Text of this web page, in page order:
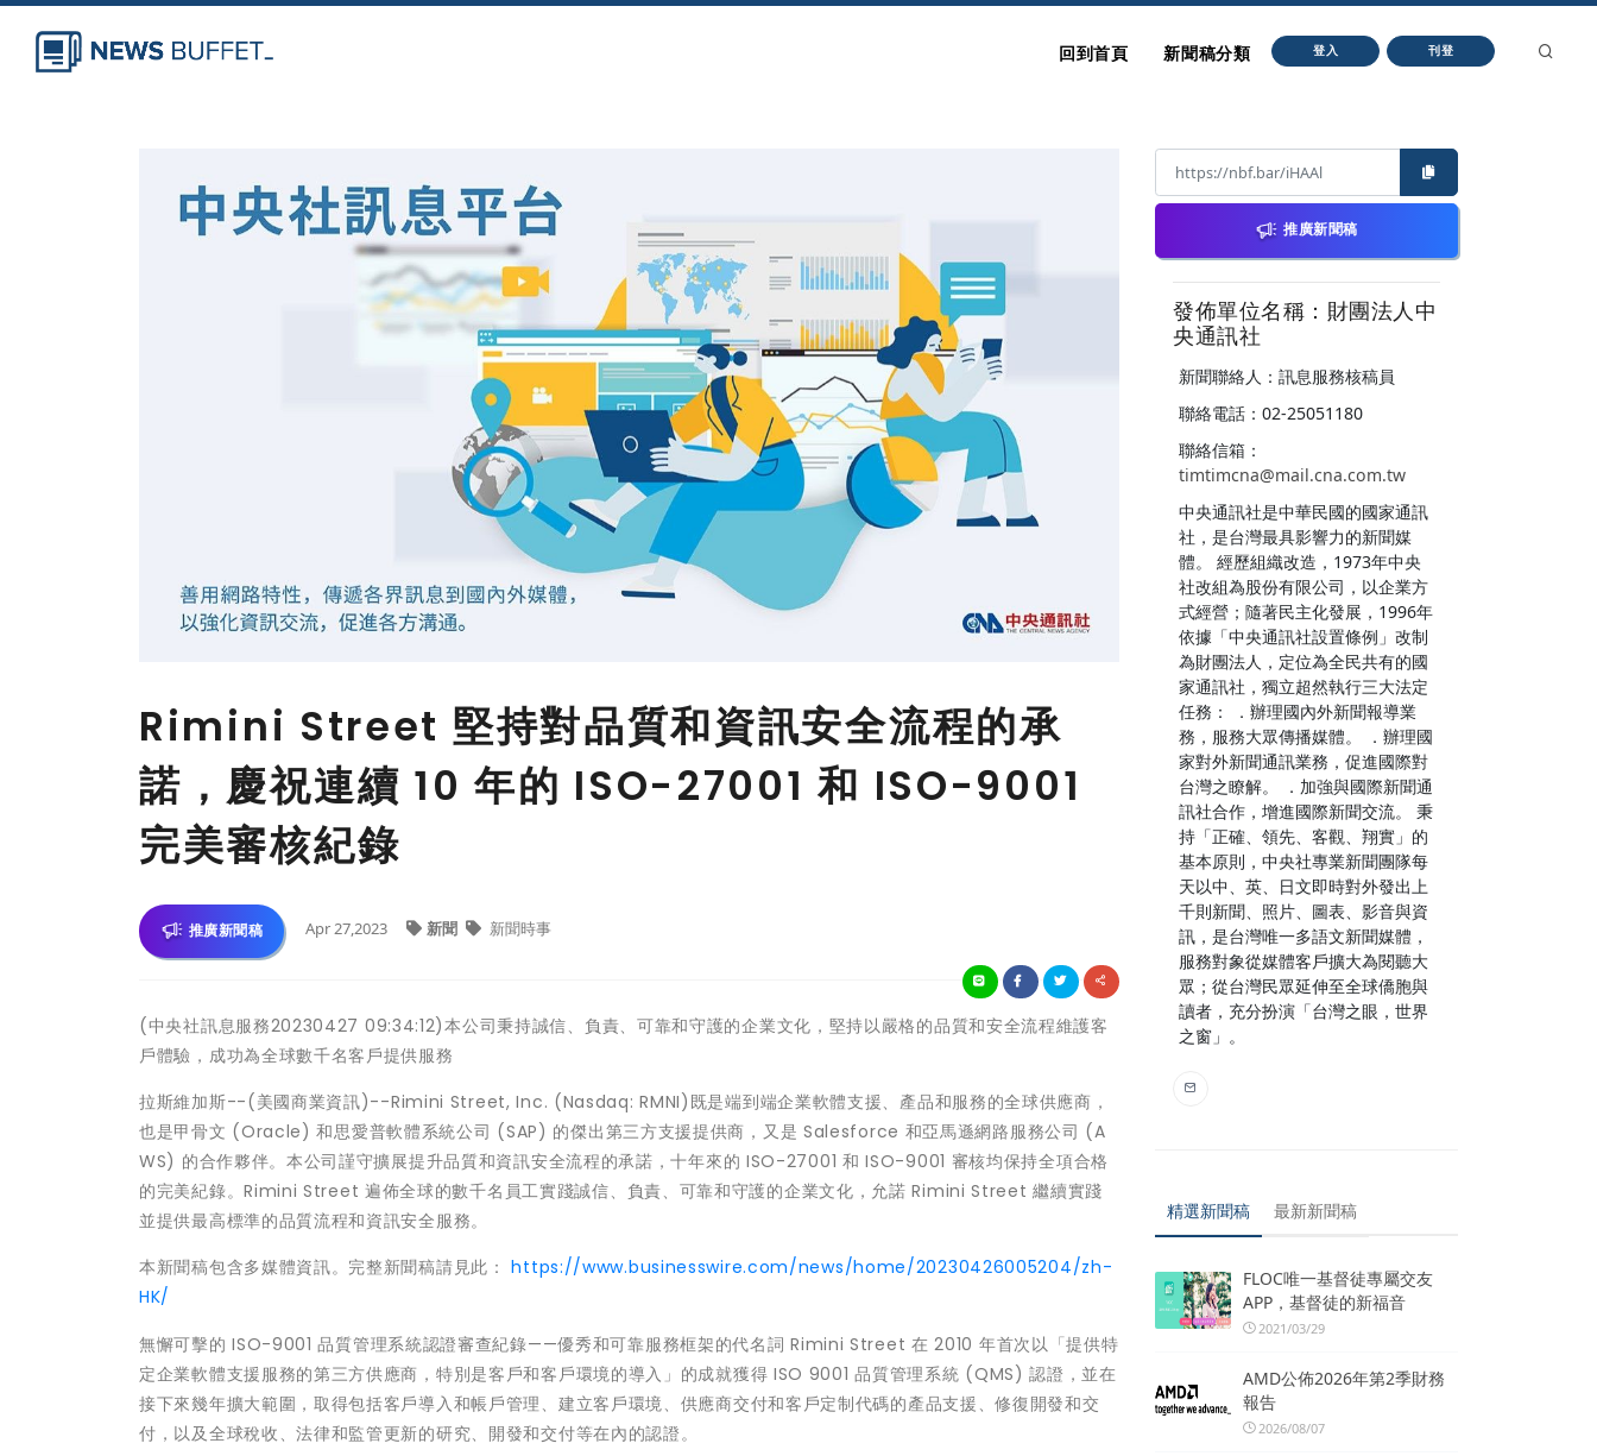
回到首頁 新聞稿分類 登入 刊登
Rimini Street 堅持對品質和資訊安全流程的承
諾，慶祝連續 10 年的 ISO-27001 和 ISO-9001
完美審核紀錄
推廣新聞稿 Apr 27,2023 新聞 新聞時事
(中央社訊息服務20230427 09:34:12)本公司秉持誠信、負責、可靠和守護的企業文化，堅持以嚴格的品質和安全流程維護客
戶體驗，成功為全球數千名客戶提供服務
拉斯維加斯--(美國商業資訊)--Rimini Street, Inc. (Nasdaq: RMNI)既是端到端企業軟體支援、產品和服務的全球供應商，
也是甲骨文 (Oracle) 和思愛普軟體系統公司 (SAP) 的傑出第三方支援提供商，又是 Salesforce 和亞馬遜網路服務公司 (A
WS) 的合作夥伴。本公司謹守擴展提升品質和資訊安全流程的承諾，十年來的 ISO-27001 和 ISO-9001 審核均保持全項合格
的完美紀錄。Rimini Street 遍佈全球的數千名員工實踐誠信、負責、可靠和守護的企業文化，允諾 Rimini Street 繼續實踐
並提供最高標準的品質流程和資訊安全服務。
本新聞稿包含多媒體資訊。完整新聞稿請見此：https://www.businesswire.com/news/home/20230426005204/zh-
HK/
無懈可擊的 ISO-9001 品質管理系統認證審查紀錄——優秀和可靠服務框架的代名詞 Rimini Street 在 2010 年首次以「提供特
定企業軟體支援服務的第三方供應商，特別是客戶和客戶環境的導入」的成就獲得 ISO 9001 品質管理系統 (QMS) 認證，並在
接下來幾年擴大範圍，取得包括客戶導入和帳戶管理、建立客戶環境、供應商交付和客戶定制代碼的產品支援、修復開發和交
付，以及全球稅收、法律和監管更新的研究、開發和交付等在內的認證。
推廣新聞稿
發佈單位名稱：財團法人中
央通訊社
新聞聯絡人：訊息服務核稿員
聯絡電話：02-25051180
聯絡信箱：
timtimcna@mail.cna.com.tw
中央通訊社是中華民國的國家通訊
社，是台灣最具影響力的新聞媒
體。 經歷組織改造，1973年中央
社改組為股份有限公司，以企業方
式經營；隨著民主化發展，1996年
依據「中央通訊社設置條例」改制
為財團法人，定位為全民共有的國
家通訊社，獨立超然執行三大法定
任務： ．辦理國內外新聞報導業
務，服務大眾傳播媒體。 ．辦理國
家對外新聞通訊業務，促進國際對
台灣之瞭解。 ．加強與國際新聞通
訊社合作，增進國際新聞交流。 秉
持「正確、領先、客觀、翔實」的
基本原則，中央社專業新聞團隊每
天以中、英、日文即時對外發出上
千則新聞、照片、圖表、影音與資
訊，是台灣唯一多語文新聞媒體，
服務對象從媒體客戶擴大為閱聽大
眾；從台灣民眾延伸至全球僑胞與
讀者，充分扮演「台灣之眼，世界
之窗」。
精選新聞稿 最新新聞稿
FLOC唯一基督徒專屬交友
APP，基督徒的新福音
2021/03/29
AMD公佈2026年第2季財務
報告
2026/08/07